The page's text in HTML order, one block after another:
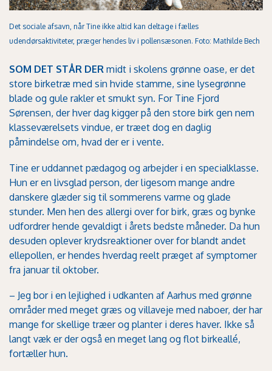
Det sociale afsavn, når Tine ikke altid kan deltage i fælles
udendørsaktiviteter, præger hendes liv i pollensæsonen. Foto: Mathilde Bech
SOM DET STÅR DER midt i skolens grønne oase, er det
store birketræ med sin hvide stamme, sine lysegrønne
blade og gule rakler et smukt syn. For Tine Fjord
Sørensen, der hver dag kigger på den store birk gen nem
klasseværelsets vindue, er træet dog en daglig
påmindelse om, hvad der er i vente.
Tine er uddannet pædagog og arbejder i en specialklasse.
Hun er en livsglad person, der ligesom mange andre
danskere glæder sig til sommerens varme og glade
stunder. Men hen des allergi over for birk, græs og bynke
udfordrer hende gevaldigt i årets bedste måneder. Da hun
desuden oplever krydsreaktioner over for blandt andet
ellepollen, er hendes hverdag reelt præget af symptomer
fra januar til oktober.
– Jeg bor i en lejlighed i udkanten af Aarhus med grønne
områder med meget græs og villaveje med naboer, der har
mange for skellige træer og planter i deres haver. Ikke så
langt væk er der også en meget lang og flot birkeallé,
fortæller hun.